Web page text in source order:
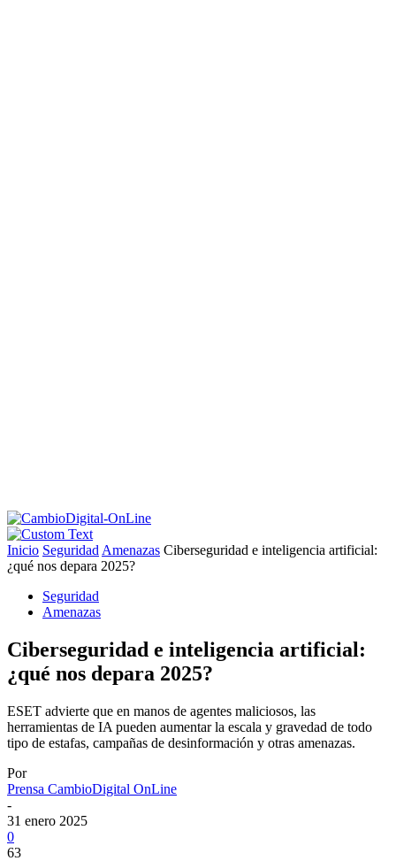
Inicio Seguridad Amenazas Ciberseguridad e inteligencia artificial:
¿qué nos depara 2025?
Seguridad
Amenazas
Ciberseguridad e inteligencia artificial:
¿qué nos depara 2025?
ESET advierte que en manos de agentes maliciosos, las
herramientas de IA pueden aumentar la escala y gravedad de todo
tipo de estafas, campañas de desinformación y otras amenazas.
Por
Prensa CambioDigital OnLine
-
31 enero 2025
0
63